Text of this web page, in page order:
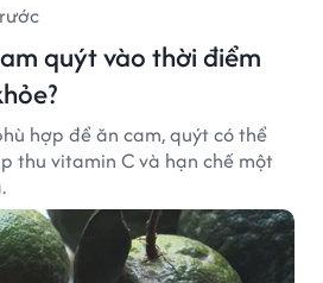
quýt vào thời điểm
hợp để ăn cam, quýt có thể
thu vitamin C và hạn chế một